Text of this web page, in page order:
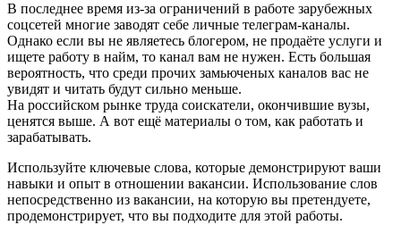
В последнее время из-за ограничений в работе зарубежных
соцсетей многие заводят себе личные телеграм-каналы.
Однако если вы не являетесь блогером, не продаёте услуги и
ищете работу в найм, то канал вам не нужен. Есть большая
вероятность, что среди прочих замьюченых каналов вас не
увидят и читать будут сильно меньше.
На российском рынке труда соискатели, окончившие вузы,
ценятся выше. А вот ещё материалы о том, как работать и
зарабатывать.
Используйте ключевые слова, которые демонстрируют ваши
навыки и опыт в отношении вакансии. Использование слов
непосредственно из вакансии, на которую вы претендуете,
продемонстрирует, что вы подходите для этой работы.